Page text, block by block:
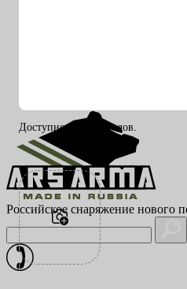
Российское снаряжение нового
Доступно 200 символов.